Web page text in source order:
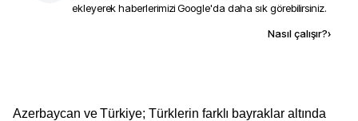
ekleyerek haberlerimizi Google'da daha sık görebilirsiniz.
Nasıl çalışır?›
Azerbaycan ve Türkiye; Türklerin farklı bayraklar altında